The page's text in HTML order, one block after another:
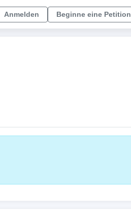
Anmelden Beginne eine Petition